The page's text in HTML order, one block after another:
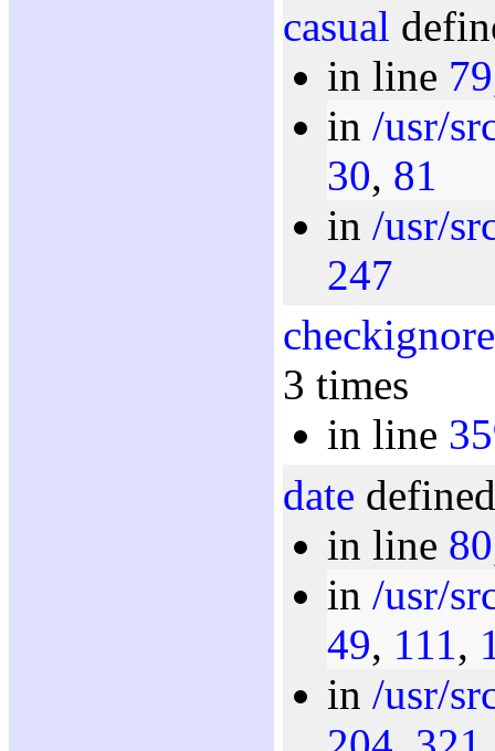
casual
in line 79
in /usr/
30, 81
in /usr/
247
3 times
in line
date
in line 80
in /usr/
49, 111,
in /usr/